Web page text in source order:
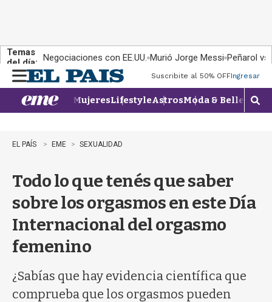
Temas
del día: Negociaciones con EE.UU. Murió Jorge Messi Peñarol
Suscribite al 50% OFFIngresar
MujeresLifestyleAstrosModa & BellezaM
o
�
EL PAÍS EME SEXUALIDAD
Todo lo que tenés que saber
sobre los orgasmos en este Día
Internacional del orgasmo
femenino
¿Sabías que hay evidencia científica que
comprueba que los orgasmos pueden